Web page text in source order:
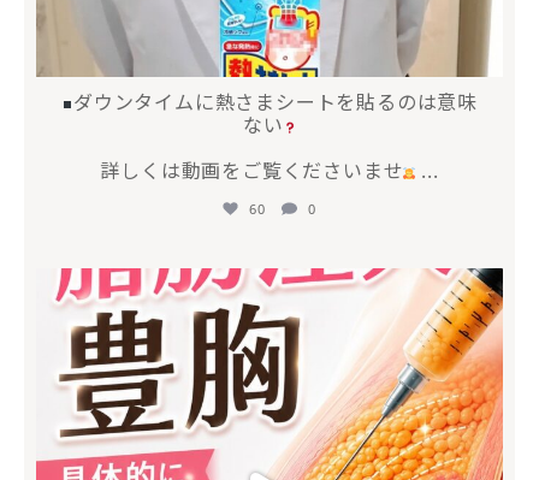
ダウンタイムに熱さまシートを貼るのは意味
ない
詳しくは動画をご覧くださいませ
...
60 0
mycli.honda
7月 8